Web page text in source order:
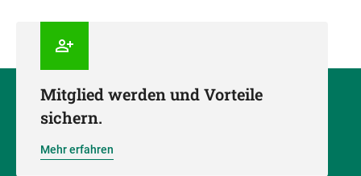
Mitglied werden und Vorteile
sichern.
Mehr erfahren